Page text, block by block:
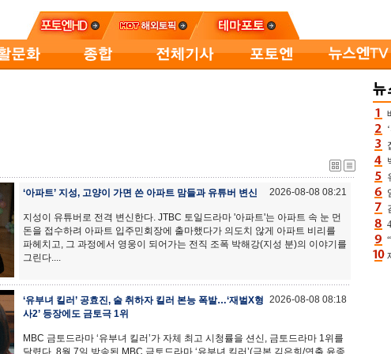
‘아파트’ 지성, 고양이 가면 쓴 아파트 맘들과 유튜버 변신 2026-08-08 08:21
지성이 유튜버로 전격 변신한다. JTBC 토일드라마 '아파트'는 아파트 속 눈 먼
돈을 접수하려 아파트 입주민회장에 출마했다가 의도치 않게 아파트 비리를
파헤치고, 그 과정에서 영웅이 되어가는 전직 조폭 박해강(지성 분)의 이야기를
그린다....
‘유부녀 킬러’ 공효진, 술 취하자 킬러 본능 폭발…‘재벌X형
사2’ 등장에도 금토극 1위
2026-08-08 08:18
MBC 금토드라마 ‘유부녀 킬러’가 자체 최고 시청률을 션신, 금토드라마 1위를
달렸다. 8월 7일 방송된 MBC 금토드라마 ‘유부녀 킬러’(극본 김은희/연출 윤종